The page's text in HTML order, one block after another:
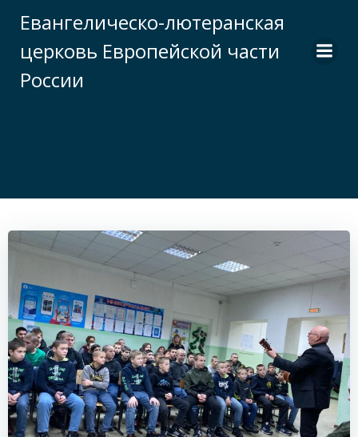
к
содержимому
Евангелическо-лютеранская
церковь Европейской части
России